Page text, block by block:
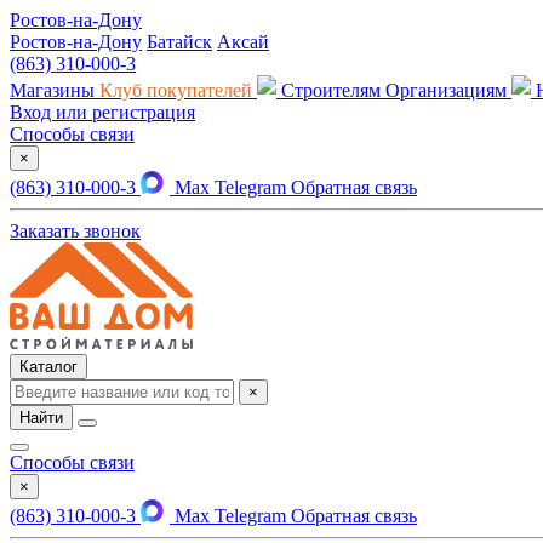
Ростов-на-Дону
Ростов-на-Дону Батайск Аксай
(863) 310-000-3
Магазины Клуб покупателей Строителям Организациям
Вход или регистрация
Способы связи
×
(863) 310-000-3 Max Telegram Обратная связь
Заказать звонок
Каталог
×
Найти
Способы связи
×
(863) 310-000-3 Max Telegram Обратная связь